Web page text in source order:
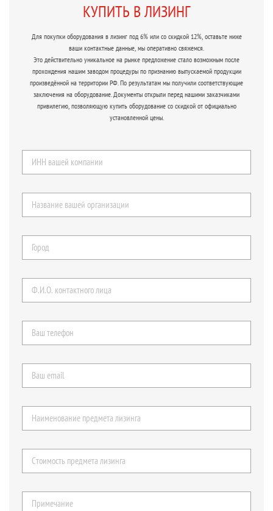
КУПИТЬ В ЛИЗИНГ
Для покупки оборудования в лизинг под 6% или со скидкой 12%, оставьте ниже
ваши контактные данные, мы оперативно свяжемся.
Это действительно уникальное на рынке предложение стало возможным после
прохождения нашим заводом процедуры по признанию выпускаемой продукции
произведённой на территории РФ. По результатам мы получили соответствующие
заключения на оборудование. Документы открыли перед нашими заказчиками
привилегию, позволяющую купить оборудование со скидкой от официально
установленной цены.